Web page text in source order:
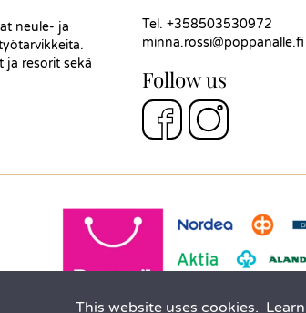
neule- ja
ja resorit sekä
Tel. +358503530972
minna.rossi@poppanalle.fi
Follow us
This website uses cookies.